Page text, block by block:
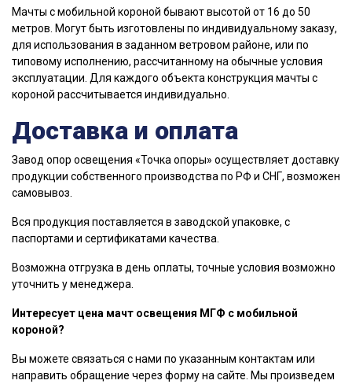
Мачты с мобильной короной бывают высотой от 16 до 50
метров. Могут быть изготовлены по индивидуальному заказу,
для использования в заданном ветровом районе, или по
типовому исполнению, рассчитанному на обычные условия
эксплуатации. Для каждого объекта конструкция мачты с
короной рассчитывается индивидуально.
Доставка и оплата
Завод опор освещения «Точка опоры» осуществляет доставку
продукции собственного производства по РФ и СНГ, возможен
самовывоз.
Вся продукция поставляется в заводской упаковке, с
паспортами и сертификатами качества.
Возможна отгрузка в день оплаты, точные условия возможно
уточнить у менеджера.
Интересует цена мачт освещения МГФ с мобильной
короной?
Вы можете связаться с нами по указанным контактам или
направить обращение через форму на сайте. Мы произведем